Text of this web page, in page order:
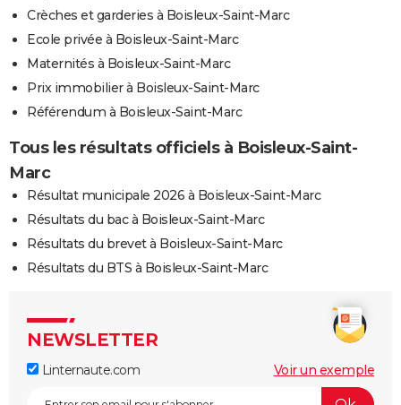
Crèches et garderies à Boisleux-Saint-Marc
Ecole privée à Boisleux-Saint-Marc
Maternités à Boisleux-Saint-Marc
Prix immobilier à Boisleux-Saint-Marc
Référendum à Boisleux-Saint-Marc
Tous les résultats officiels à Boisleux-Saint-
Marc
Résultat municipale 2026 à Boisleux-Saint-Marc
Résultats du bac à Boisleux-Saint-Marc
Résultats du brevet à Boisleux-Saint-Marc
Résultats du BTS à Boisleux-Saint-Marc
NEWSLETTER
Linternaute.com Voir un exemple